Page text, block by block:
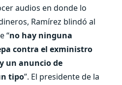
audios en donde lo
Ramírez blindó al
“no hay ninguna
contra el exministro
un anuncio de
tipo”. El presidente de la